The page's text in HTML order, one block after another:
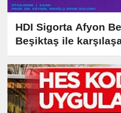
HDI Sigorta Afyon
Beşiktaş ile